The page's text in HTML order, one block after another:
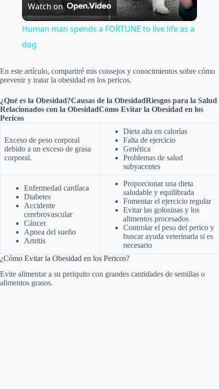
l
y
V
d
Watch on
Human man spends a FORTUNE to live life as a
dog
En este artículo, compartiré mis consejos y conocimientos sobre cómo
prevenir y tratar la obesidad en los pericos.
¿Qué es la Obesidad?Causas de la ObesidadRiesgos para la Salud
Relacionados con la ObesidadCómo Evitar la Obesidad en los
Pericos
Exceso de peso corporal
debido a un exceso de grasa
corporal.
Dieta alta en calorías
Falta de ejercicio
Genética
Problemas de salud
subyacentes
Enfermedad cardíaca
Diabetes
Accidente
cerebrovascular
Cáncer
Apnea del sueño
Artritis
Proporcionar una dieta
saludable y equilibrada
Fomentar el ejercicio regular
Evitar las golosinas y los
alimentos procesados
Controlar el peso del perico y
buscar ayuda veterinaria si es
necesario
¿Cómo Evitar la Obesidad en los Pericos?
Evite alimentar a su periquito con grandes cantidades de semillas o
alimentos grasos.